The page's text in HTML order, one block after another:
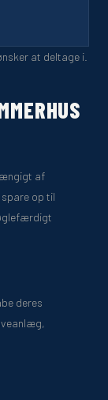
at deltage i.
af
op til
deres